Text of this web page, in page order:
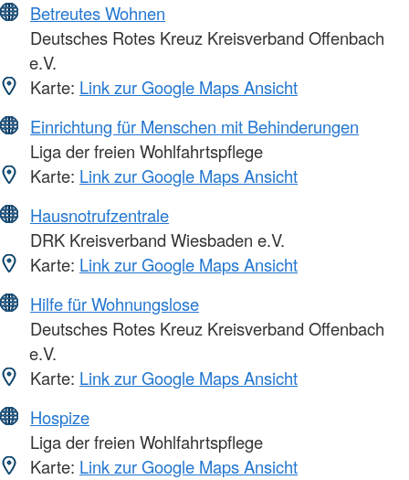
Betreutes Wohnen
Deutsches Rotes Kreuz Kreisverband Offenbach
e.V.
Karte: Link zur Google Maps Ansicht
Einrichtung für Menschen mit Behinderungen
Liga der freien Wohlfahrtspflege
Karte: Link zur Google Maps Ansicht
Hausnotrufzentrale
DRK Kreisverband Wiesbaden e.V.
Karte: Link zur Google Maps Ansicht
Hilfe für Wohnungslose
Deutsches Rotes Kreuz Kreisverband Offenbach
e.V.
Karte: Link zur Google Maps Ansicht
Hospize
Liga der freien Wohlfahrtspflege
Karte: Link zur Google Maps Ansicht